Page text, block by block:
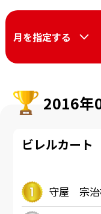
月を指定する
2016年
ビレルカー
守屋 宗